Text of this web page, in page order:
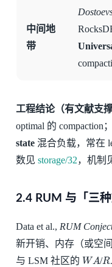
中间地
带
工程结论（有文献支
optimal 的 compaction
state混合负载，常在
数见 storage/32，机制
2.4 RUM 与「三种
Data et al., RUM
新开销、内存（或空
与 LSM 社区的 WA /R